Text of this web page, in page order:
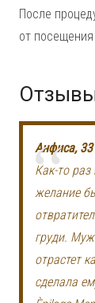
После
от
Анфиса, 33
Как-то
желание
груди. Муж
отрастет
сделала